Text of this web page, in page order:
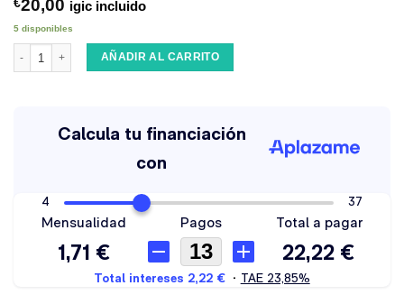
€20,00 igic incluido
5 disponibles
Sun Bum SignatureFace Stick SPF50 Tinted cantidad
AÑADIR AL CARRITO